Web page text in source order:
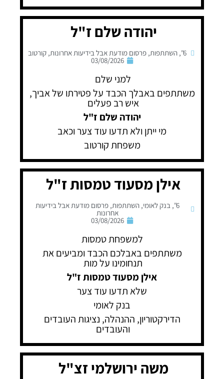
יהודה שלם ז"ל
6"
, השתתפות, פרסום מודעת אבל בידיעות אחרונות, קורטוב
03/08/2026
למני שלם
משתתפים באבלך הכבד על פטירתו של אביך,
איש רב פעלים
יהודה שלם ז"ל
מי ייתן ולא תדעו עוד צער וכאב
משפחת קורטוב
אילן מסעוד טמסות ז"ל
6"
,בנק לאומי,השתתפות,פרסום מודעת אבל בידיעות
אחרונות
03/08/2026
למשפחת טמסות
משתתפים באבלכם הכבד ומביעים את
תנחומינו על מות
אילן מסעוד טמסות ז"ל
שלא תדעו עוד צער
בנק לאומי
הדירקטוריון, ההנהלה, נציגות העובדים
והעובדים
משה ירושלמי זצ"ל